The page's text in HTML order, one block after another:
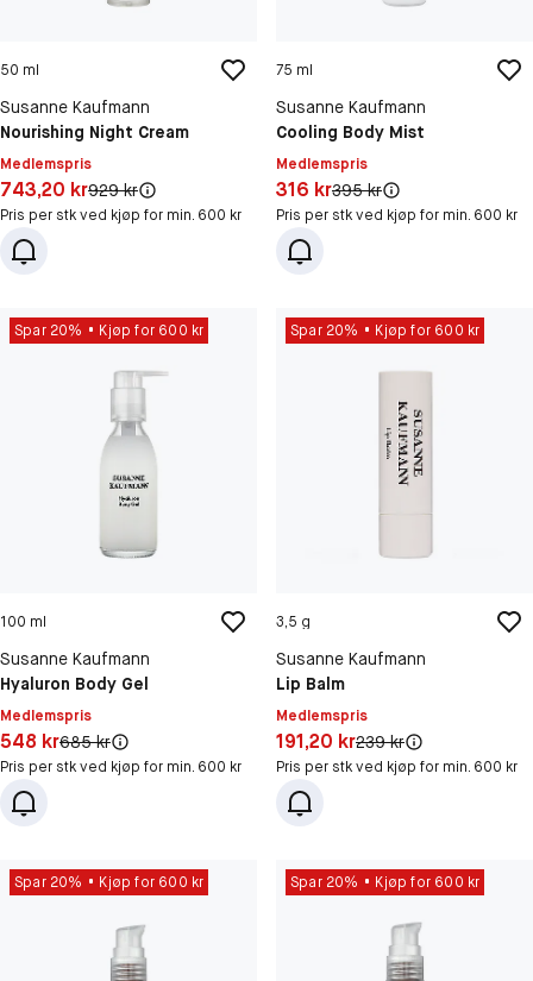
50 ml
Susanne Kaufmann
Nourishing Night Cream
Medlemspris
Pris: 743,20 kr
743,20 krOriginal pris:
929 kr
Pris per stk ved kjøp for min. 600 kr
75 ml
Susanne Kaufmann
Cooling Body Mist
Medlemspris
Pris: 316 kr
316 krOriginal pris:
395 kr
Pris per stk ved kjøp for min. 600 kr
Spar 20% Kjøp for 600 kr
100 ml
Susanne Kaufmann
Hyaluron Body Gel
Medlemspris
Pris: 548 kr
548 krOriginal pris:
685 kr
Pris per stk ved kjøp for min. 600 kr
Spar 20% Kjøp for 600 kr
3,5 g
Susanne Kaufmann
Lip Balm
Medlemspris
Pris: 191,20 kr
191,20 krOriginal pris:
239 kr
Pris per stk ved kjøp for min. 600 kr
Spar 20% Kjøp for 600 kr Spar 20% Kjøp for 600 kr